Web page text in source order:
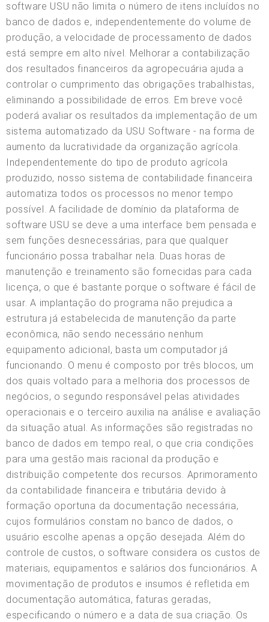
software USU não limita o número de itens incluídos no
banco de dados e, independentemente do volume de
produção, a velocidade de processamento de dados
está sempre em alto nível. Melhorar a contabilização
dos resultados financeiros da agropecuária ajuda a
controlar o cumprimento das obrigações trabalhistas,
eliminando a possibilidade de erros. Em breve você
poderá avaliar os resultados da implementação de um
sistema automatizado da USU Software - na forma de
aumento da lucratividade da organização agrícola.
Independentemente do tipo de produto agrícola
produzido, nosso sistema de contabilidade financeira
automatiza todos os processos no menor tempo
possível. A facilidade de domínio da plataforma de
software USU se deve a uma interface bem pensada e
sem funções desnecessárias, para que qualquer
funcionário possa trabalhar nela. Duas horas de
manutenção e treinamento são fornecidas para cada
licença, o que é bastante porque o software é fácil de
usar. A implantação do programa não prejudica a
estrutura já estabelecida de manutenção da parte
econômica, não sendo necessário nenhum
equipamento adicional, basta um computador já
funcionando. O menu é composto por três blocos, um
dos quais voltado para a melhoria dos processos de
negócios, o segundo responsável pelas atividades
operacionais e o terceiro auxilia na análise e avaliação
da situação atual. As informações são registradas no
banco de dados em tempo real, o que cria condições
para uma gestão mais racional da produção e
distribuição competente dos recursos. Aprimoramento
da contabilidade financeira e tributária devido à
formação oportuna da documentação necessária,
cujos formulários constam no banco de dados, o
usuário escolhe apenas a opção desejada. Além do
controle de custos, o software considera os custos de
materiais, equipamentos e salários dos funcionários. A
movimentação de produtos e insumos é refletida em
documentação automática, faturas geradas,
especificando o número e a data de sua criação. Os